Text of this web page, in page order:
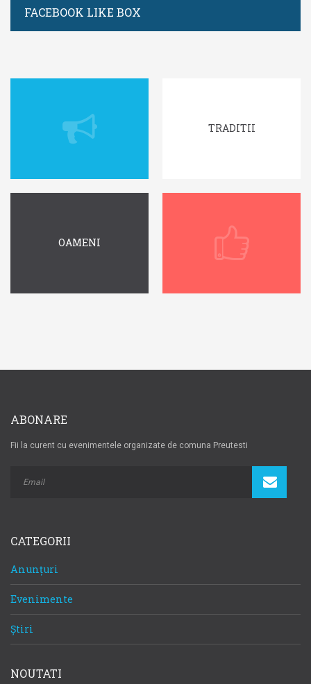
FACEBOOK LIKE BOX
TRADITII
OAMENI
ABONARE
Fii la curent cu evenimentele organizate de comuna Preutesti
CATEGORII
Anunțuri
Evenimente
Știri
NOUTATI